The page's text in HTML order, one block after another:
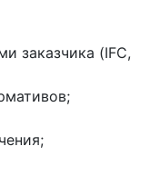
заказчика (IFC,